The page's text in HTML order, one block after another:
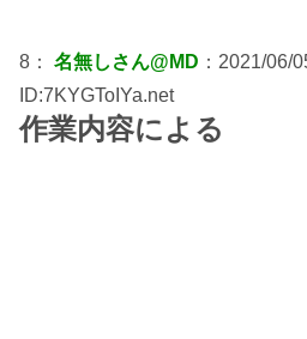
8： 名無しさん@MD ：2021/06/
ID:7KYGToIYa.net
作業内容による